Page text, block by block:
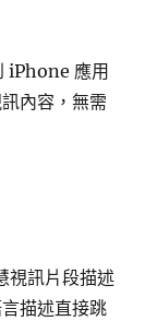
iPhone 應用
內容，無需
視訊片段描述
描述直接跳